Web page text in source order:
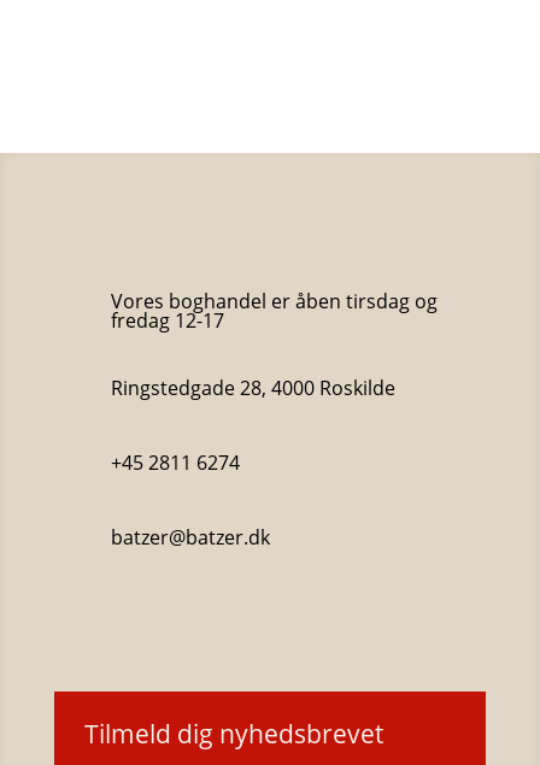
Vores boghandel er åben tirsdag og
fredag 12-17
Ringstedgade 28, 4000 Roskilde
+45 2811 6274
batzer@batzer.dk
Tilmeld dig nyhedsbrevet